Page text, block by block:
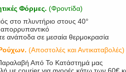
Φόρμες. (Φροντίδα)
στο πλυντήριο στους 40°
απορρυπαντικό
ανάποδα σε μεσαία θερμοκρασία
(Αποστολές και Αντικαταβολές)
Από Το Κατάστημά μας